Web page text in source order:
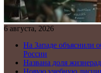
6 августа, 2026
На Западе объяснили
России
Названа доля
Новую учебную